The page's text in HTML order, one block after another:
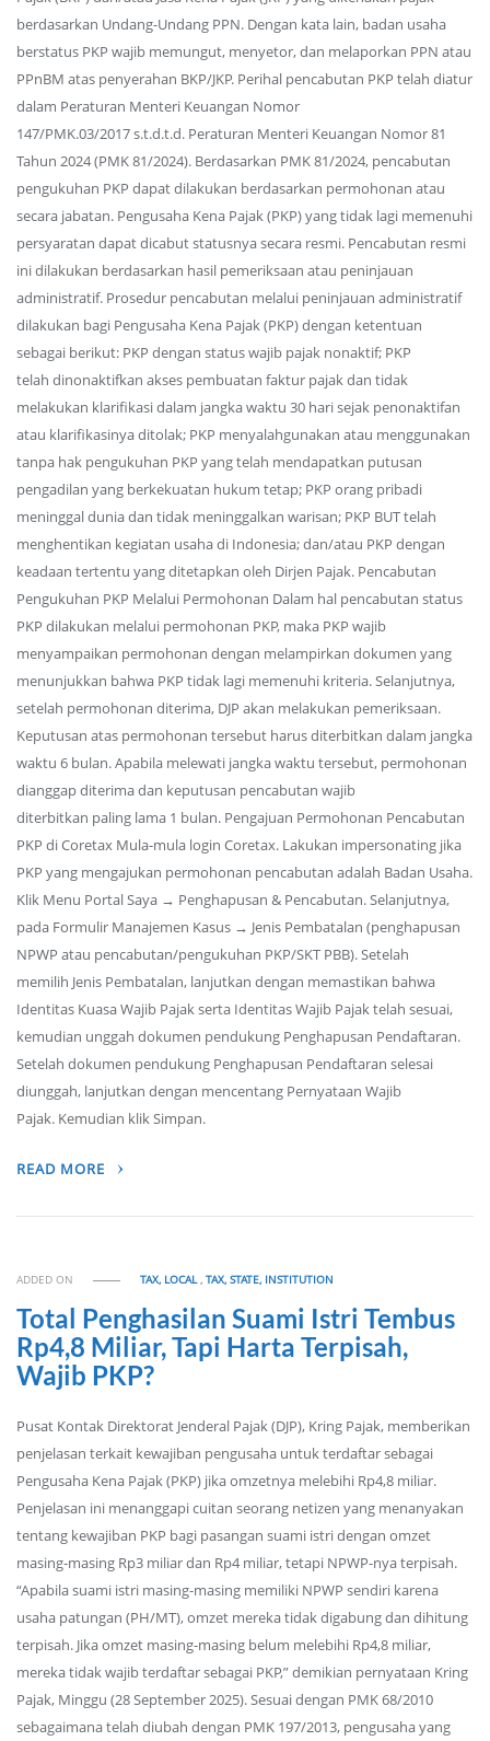
berdasarkan Undang-Undang PPN. Dengan kata lain, badan usaha
berstatus PKP wajib memungut, menyetor, dan melaporkan PPN atau
PPnBM atas penyerahan BKP/JKP. Perihal pencabutan PKP telah diatur
dalam Peraturan Menteri Keuangan Nomor
147/PMK.03/2017 s.t.d.t.d. Peraturan Menteri Keuangan Nomor 81
Tahun 2024 (PMK 81/2024). Berdasarkan PMK 81/2024, pencabutan
pengukuhan PKP dapat dilakukan berdasarkan permohonan atau
secara jabatan. Pengusaha Kena Pajak (PKP) yang tidak lagi memenuhi
persyaratan dapat dicabut statusnya secara resmi. Pencabutan resmi
ini dilakukan berdasarkan hasil pemeriksaan atau peninjauan
administratif. Prosedur pencabutan melalui peninjauan administratif
dilakukan bagi Pengusaha Kena Pajak (PKP) dengan ketentuan
sebagai berikut: PKP dengan status wajib pajak nonaktif; PKP
telah dinonaktifkan akses pembuatan faktur pajak dan tidak
melakukan klarifikasi dalam jangka waktu 30 hari sejak penonaktifan
atau klarifikasinya ditolak; PKP menyalahgunakan atau menggunakan
tanpa hak pengukuhan PKP yang telah mendapatkan putusan
pengadilan yang berkekuatan hukum tetap; PKP orang pribadi
meninggal dunia dan tidak meninggalkan warisan; PKP BUT telah
menghentikan kegiatan usaha di Indonesia; dan/atau PKP dengan
keadaan tertentu yang ditetapkan oleh Dirjen Pajak. Pencabutan
Pengukuhan PKP Melalui Permohonan Dalam hal pencabutan status
PKP dilakukan melalui permohonan PKP, maka PKP wajib
menyampaikan permohonan dengan melampirkan dokumen yang
menunjukkan bahwa PKP tidak lagi memenuhi kriteria. Selanjutnya,
setelah permohonan diterima, DJP akan melakukan pemeriksaan.
Keputusan atas permohonan tersebut harus diterbitkan dalam jangka
waktu 6 bulan. Apabila melewati jangka waktu tersebut, permohonan
dianggap diterima dan keputusan pencabutan wajib
diterbitkan paling lama 1 bulan. Pengajuan Permohonan Pencabutan
PKP di Coretax Mula-mula login Coretax. Lakukan impersonating jika
PKP yang mengajukan permohonan pencabutan adalah Badan Usaha.
Klik Menu Portal Saya → Penghapusan & Pencabutan. Selanjutnya,
pada Formulir Manajemen Kasus → Jenis Pembatalan (penghapusan
NPWP atau pencabutan/pengukuhan PKP/SKT PBB). Setelah
memilih Jenis Pembatalan, lanjutkan dengan memastikan bahwa
Identitas Kuasa Wajib Pajak serta Identitas Wajib Pajak telah sesuai,
kemudian unggah dokumen pendukung Penghapusan Pendaftaran.
Setelah dokumen pendukung Penghapusan Pendaftaran selesai
diunggah, lanjutkan dengan mencentang Pernyataan Wajib
Pajak. Kemudian klik Simpan.
READ MORE
ADDED ON TAX, LOCAL,TAX, STATE, INSTITUTION
Total Penghasilan Suami Istri Tembus
Rp4,8 Miliar, Tapi Harta Terpisah,
Wajib PKP?
Pusat Kontak Direktorat Jenderal Pajak (DJP), Kring Pajak, memberikan
penjelasan terkait kewajiban pengusaha untuk terdaftar sebagai
Pengusaha Kena Pajak (PKP) jika omzetnya melebihi Rp4,8 miliar.
Penjelasan ini menanggapi cuitan seorang netizen yang menanyakan
tentang kewajiban PKP bagi pasangan suami istri dengan omzet
masing-masing Rp3 miliar dan Rp4 miliar, tetapi NPWP-nya terpisah.
“Apabila suami istri masing-masing memiliki NPWP sendiri karena
usaha patungan (PH/MT), omzet mereka tidak digabung dan dihitung
terpisah. Jika omzet masing-masing belum melebihi Rp4,8 miliar,
mereka tidak wajib terdaftar sebagai PKP,” demikian pernyataan Kring
Pajak, Minggu (28 September 2025). Sesuai dengan PMK 68/2010
sebagaimana telah diubah dengan PMK 197/2013, pengusaha yang